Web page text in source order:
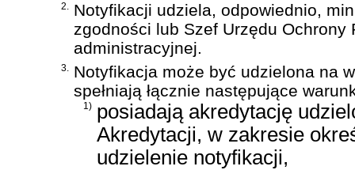
2. Notyfikacji udziela, odpowiednio,
zgodności lub Szef Urzędu
administracyjnej.
3. Notyfikacja może być udzielona na
spełniają łącznie następujące
1) posiadają akredytację
Akredytacji, w zakresie
udzielenie notyfikacji,